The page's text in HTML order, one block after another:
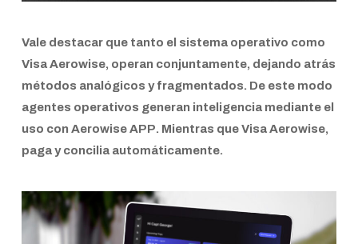
Vale destacar que tanto el sistema operativo como
Visa Aerowise, operan conjuntamente, dejando atrás
métodos analógicos y fragmentados. De este modo
agentes operativos generan inteligencia mediante el
uso con Aerowise APP. Mientras que Visa Aerowise,
paga y concilia automáticamente.